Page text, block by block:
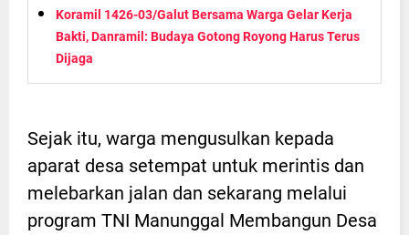
Koramil 1426-03/Galut Bersama Warga Gelar Kerja
Bakti, Danramil: Budaya Gotong Royong Harus Terus
Dijaga
Sejak itu, warga mengusulkan kepada
aparat desa setempat untuk merintis dan
melebarkan jalan dan sekarang melalui
program TNI Manunggal Membangun Desa